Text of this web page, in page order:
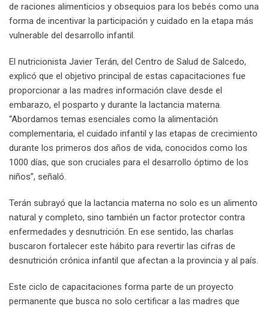
de raciones alimenticios y obsequios para los bebés como una
forma de incentivar la participación y cuidado en la etapa más
vulnerable del desarrollo infantil.
El nutricionista Javier Terán, del Centro de Salud de Salcedo,
explicó que el objetivo principal de estas capacitaciones fue
proporcionar a las madres información clave desde el
embarazo, el posparto y durante la lactancia materna.
“Abordamos temas esenciales como la alimentación
complementaria, el cuidado infantil y las etapas de crecimiento
durante los primeros dos años de vida, conocidos como los
1000 días, que son cruciales para el desarrollo óptimo de los
niños”, señaló.
Terán subrayó que la lactancia materna no solo es un alimento
natural y completo, sino también un factor protector contra
enfermedades y desnutrición. En ese sentido, las charlas
buscaron fortalecer este hábito para revertir las cifras de
desnutrición crónica infantil que afectan a la provincia y al país.
Este ciclo de capacitaciones forma parte de un proyecto
permanente que busca no solo certificar a las madres que